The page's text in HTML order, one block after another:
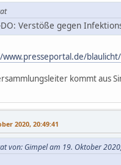
DO: Verstöße gegen
kommt aus
2020, 20:49:41
von: Gimpel am 19. Oktober